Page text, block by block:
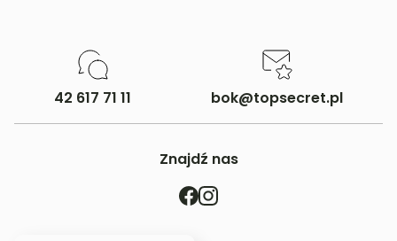
42 617 71 11 bok@topsecret.pl
Znajdź nas